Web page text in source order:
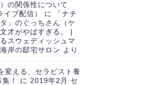
の関係性について
イブ配信）
に
「ナチ
」のぐっちさん（ケ
才がやばすぎる。 |
スウェディッシュマ
岸の邸宅サロン より
変える、セラピスト養
！
に 2019年2月 セ